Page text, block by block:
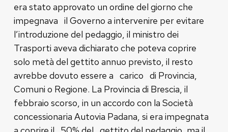
era stato approvato un ordine del giorno che
impegnava il Governo a intervenire per evitare
l’introduzione del pedaggio, il ministro dei
Trasporti aveva dichiarato che poteva coprire
solo metà del gettito annuo previsto, il resto
avrebbe dovuto essere a carico di Provincia,
Comuni o Regione. La Provincia di Brescia, il
febbraio scorso, in un accordo con la Società
concessionaria Autovia Padana, si era impegnata